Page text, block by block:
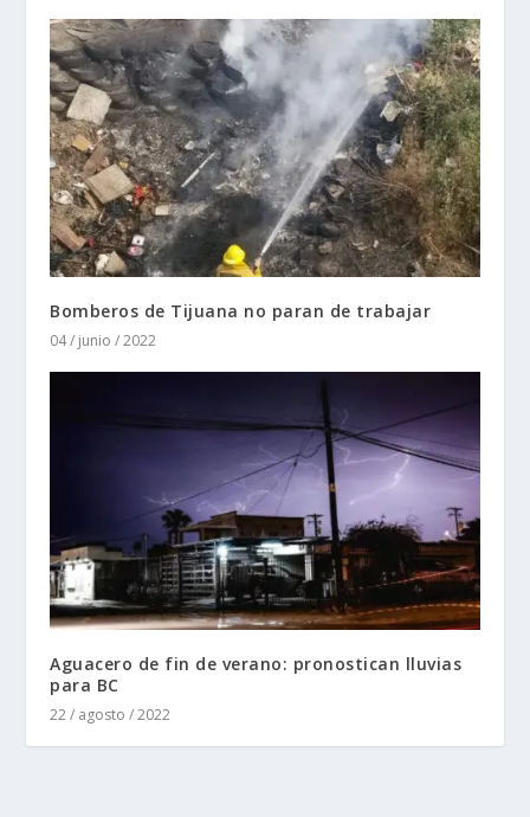
Bomberos de Tijuana no paran de trabajar
04 / junio / 2022
Aguacero de fin de verano: pronostican lluvias
para BC
22 / agosto / 2022